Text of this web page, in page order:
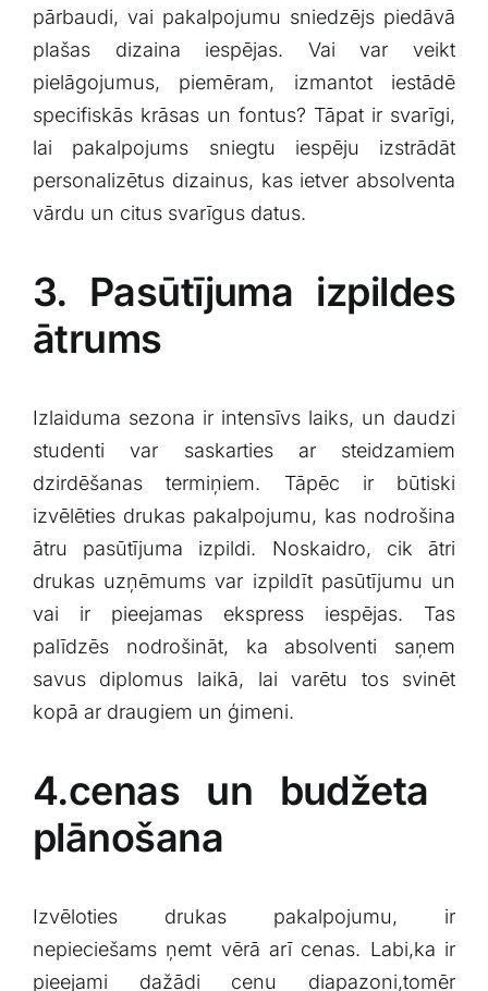
⁤pārbaudi,⁤ vai pakalpojumu ⁤sniedzējs piedāvā
⁣plašas dizaina iespējas. Vai var veikt​
pielāgojumus, piemēram, izmantot ⁢iestādē
specifiskās⁤ krāsas un fontus? Tāpat⁢ ir svarīgi,
lai pakalpojums sniegtu iespēju izstrādāt
personalizētus dizainus, kas ietver​ absolventa
vārdu un citus svarīgus datus.
3. Pasūtījuma izpildes
ātrums
Izlaiduma sezona ir ​intensīvs‌ laiks, un ‍daudzi
studenti var saskarties ar steidzamiem
dzirdēšanas termiņiem. Tāpēc ir būtiski
izvēlēties drukas pakalpojumu, kas nodrošina​
ātru pasūtījuma izpildi. Noskaidro, cik ātri
drukas uzņēmums var izpildīt pasūtījumu⁣ un
vai ir pieejamas ⁤ekspress‌ iespējas. Tas
palīdzēs nodrošināt, ka absolventi saņem
savus diplomus ⁤laikā, lai‍ varētu ⁤tos svinēt
kopā ar draugiem un ģimeni.
4.cenas un budžeta ​
plānošana
Izvēloties drukas pakalpojumu, ir
nepieciešams ņemt‍ vērā ⁤arī cenas. Labi,ka ir
pieejami​ dažādi‌ cenu diapazoni,tomēr